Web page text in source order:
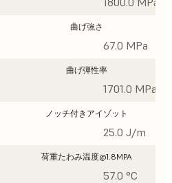
曲げ強さ
67.0 MPa
曲げ弾性率
1701.0 MPa
ノッチ付きアイゾット
25.0 J/m
荷重たわみ温度@1.8MPA
57.0 °C